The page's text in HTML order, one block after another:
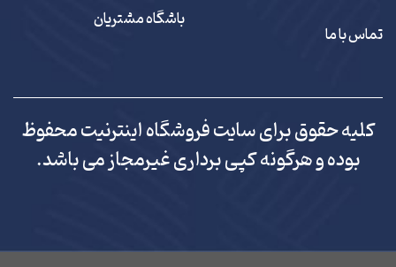
تماس با ما
باشگاه مشتریان
کلیه حقوق برای سایت فروشگاه اینترنیت محفوظ
بوده و هرگونه کپی برداری غیرمجاز می باشد.